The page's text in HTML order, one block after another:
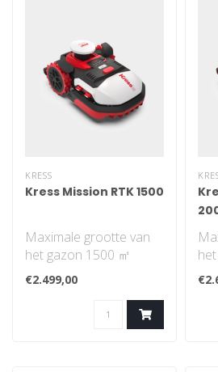
KRESS
Kress Mission RTK 1500
Maximale grootte van
het gazon 1500 ㎡
Navigatiepatroon is
systematisch. Je hoe..
€2.499,00